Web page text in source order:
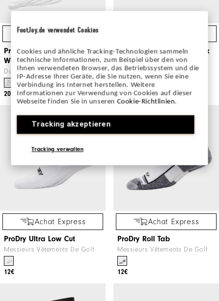
FootJoy.de verwendet Cookies
Cookies und ähnliche Tracking-Technologien sammeln
technische Informationen, zum Beispiel über den von
Ihnen verwendeten Browser, das Betriebssystem und die
IP-Adresse Ihrer Geräte, die Sie nutzen, wenn Sie eine
Verbindung ins Internet herstellen. Weitere
Informationen zur Verwendung von Cookies auf dieser
Webseite finden Sie in unserenCookie-Richtlinien.
Tracking akzeptieren
Tracking verwalten
Achat Express
ProDry Sportlet 2-Pack
Women
Dames Vêtements De Golf
20€
ComfortSof Sportlet 3-Pack
Women
Dames Vêtements De Golf
18€
Achat Express
ProDry Ultra Low Cut
Messieurs Vêtements De Golf
12€
Achat Express
ProDry Roll Tab
Messieurs Vêtements De Golf
12€